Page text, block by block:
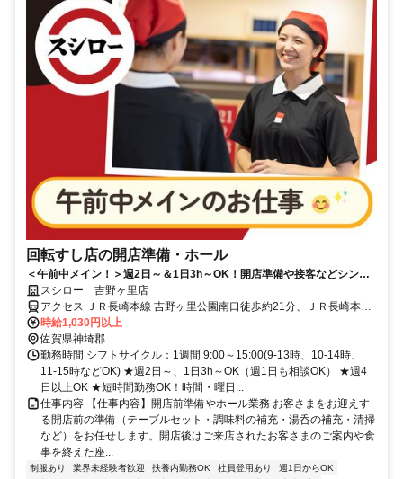
回転すし店の開店準備・ホール
＜午前中メイン！＞週2日～＆1日3h～OK！開店準備や接客などシンプ
ル業務スシロー 吉野ヶ里店
アクセス ＪＲ長崎本線 吉野ヶ里公園南口徒歩約21分、ＪＲ長崎本線
中原徒歩約38分、ＪＲ長崎本線 神埼南口徒歩約53分
時給1,030円以上
佐賀県神埼郡
勤務時間 シフトサイクル：1週間 9:00～15:00(9-13時、10-14時、
11-15時などOK) ★週2日～、1日3h～OK（週1日も相談OK） ★週4
日以上OK ★短時間勤務OK！時間・曜日...
仕事内容 【仕事内容】開店前準備やホール業務 お客さまをお迎えす
る開店前の準備（テーブルセット・調味料の補充・湯呑の補充・清掃
など）をお任せします。開店後はご来店されたお客さまのご案内や食
事を終えた座...
制服あり 業界未経験者歓迎 扶養内勤務OK 社員登用あり
週1日からOK